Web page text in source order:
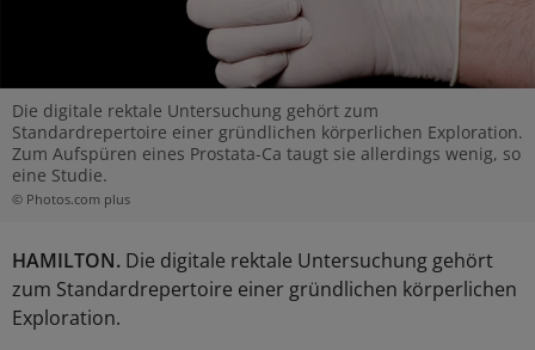
Die digitale rektale Untersuchung gehört zum
Standardrepertoire einer gründlichen körperlichen Exploration.
Zum Aufspüren eines Prostata-Ca taugt sie allerdings wenig, so
eine Studie.
© Photos.com plus
HAMILTON. Die digitale rektale Untersuchung gehört
zum Standardrepertoire einer gründlichen körperlichen
Exploration.